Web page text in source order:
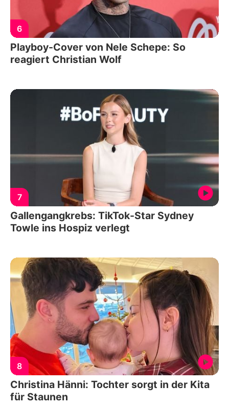
6
Playboy-Cover von Nele Schepe: So
reagiert Christian Wolf
7
Gallengangkrebs: TikTok-Star Sydney
Towle ins Hospiz verlegt
8
Christina Hänni: Tochter sorgt in der Kita
für Staunen